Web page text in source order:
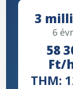
3
6
58
Ft/
THM: